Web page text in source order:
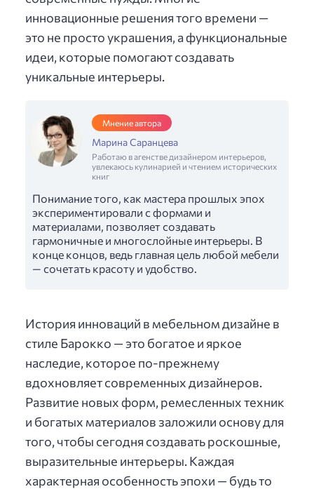
инновационные решения того времени —
это не просто украшения, а функциональные
идеи, которые помогают создавать
уникальные интерьеры.
Мнение автора
Марина Саранцева
Работаю в агенстве дизайнером интерьеров,
увлекаюсь кулинарией и чтением исторических
книг
Понимание того, как мастера прошлых эпох
экспериментировали с формами и
материалами, позволяет создавать
гармоничные и многослойные интерьеры. В
конце концов, ведь главная цель любой мебели
— сочетать красоту и удобство.
История инноваций в мебельном дизайне в
стиле Барокко — это богатое и яркое
наследие, которое по-прежнему
вдохновляет современных дизайнеров.
Развитие новых форм, ремесленных техник
и богатых материалов заложили основу для
того, чтобы сегодня создавать роскошные,
выразительные интерьеры. Каждая
характерная особенность эпохи — будь то